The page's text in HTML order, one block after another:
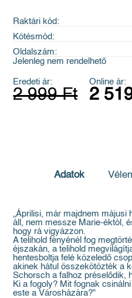
Raktári kód:
Kötésmód:
Oldalszám:
Jelenleg nem rendelhető
Eredeti ár:
2 999 Ft
Online ár:
2
Adatok
„Áprilisi, már majdnem májusi
áll, nem messze Marie-éktól,
hogy rá vigyázzon.
A telihold fényénél fog
éjszakán, a telihold
hentesboltja felé közeledő
akinek hátul összekötözték a
Schorsch a falhoz préselődik,
Ki a fogoly? Mit fognak
este a Városházára?"